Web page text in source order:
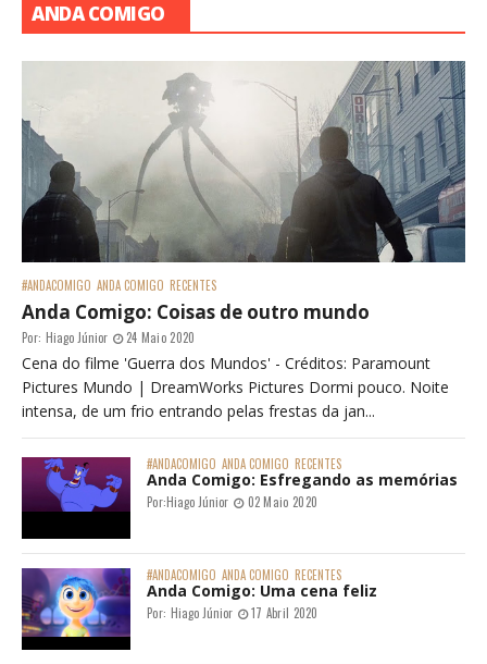
ANDA COMIGO
#ANDACOMIGO ANDA COMIGO RECENTES
Anda Comigo: Coisas de outro mundo
Por: Hiago Júnior 24 Maio 2020
Cena do filme 'Guerra dos Mundos' - Créditos: Paramount
Pictures Mundo | DreamWorks Pictures Dormi pouco. Noite
intensa, de um frio entrando pelas frestas da jan...
#ANDACOMIGO ANDA COMIGO RECENTES
Anda Comigo: Esfregando as memórias
Por:Hiago Júnior 02 Maio 2020
#ANDACOMIGO ANDA COMIGO RECENTES
Anda Comigo: Uma cena feliz
Por: Hiago Júnior 17 Abril 2020